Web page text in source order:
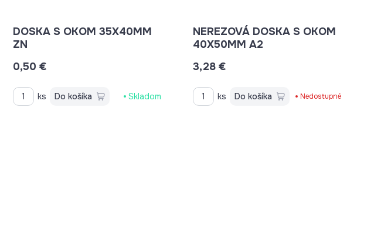
DOSKA S OKOM 35X40MM
ZN
0,50 €
ks Do košíka Skladom
NEREZOVÁ DOSKA S OKOM
40X50MM A2
3,28 €
ks Do košíka Nedostupné